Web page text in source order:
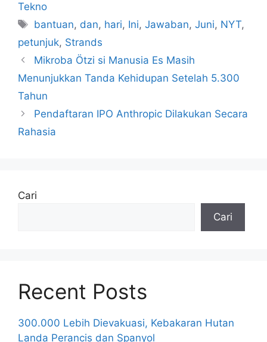
Tekno
Tag
bantuan, dan, hari, Ini,Jawaban,Juni, NYT,
petunjuk, Strands
Mikroba Ötzi si Manusia Es Masih
Menunjukkan Tanda Kehidupan Setelah 5.300
Tahun
Pendaftaran IPO Anthropic Dilakukan Secara
Rahasia
Cari
Cari
Recent Posts
300.000 Lebih Dievakuasi, Kebakaran Hutan
Landa Perancis dan Spanyol